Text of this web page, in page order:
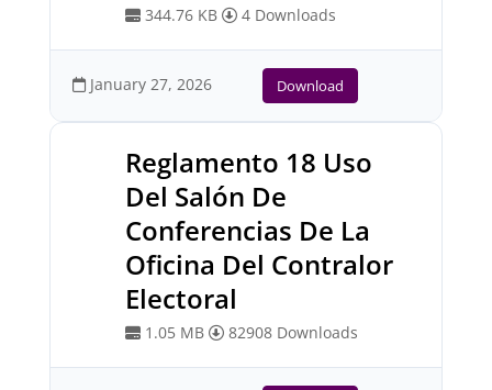
344.76 KB 4 Downloads
January 27, 2026 Download
Reglamento 18 Uso
Del Salón De
Conferencias De La
Oficina Del Contralor
Electoral
1.05 MB 82908 Downloads